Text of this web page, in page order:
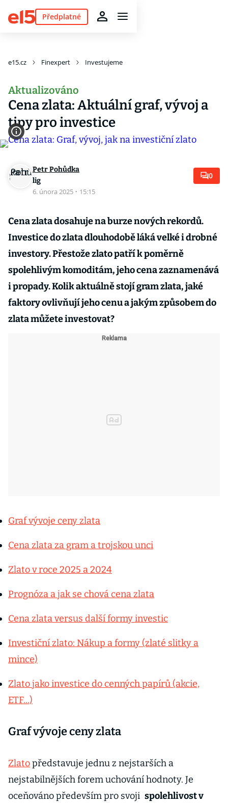
Předplatné
e15.cz Finexpert Investujeme
Aktualizováno
Cena zlata: Aktuální graf, vývoj a
tipy pro investice
Petr Pohůdka
lig
6. února 2025 · 15:15
0
Cena zlata dosahuje na burze nových rekordů.
Investice do zlata dlouhodobě láká velké i drobné
investory. Přestože zlato patří k poměrně
spolehlivým komoditám, jeho cena zaznamenává
i propady. Kolik aktuálně stojí gram zlata, jaké
faktory ovlivňují jeho cenu a jakým způsobem do
zlata můžete investovat?
Graf vývoje ceny zlata
Cena zlata za gram a trojskou unci
Zlato v roce 2025 a 2024
Prognóza a jak se chová cena zlata
Cena zlata versus další formy investic
Investiční zlato: Nákup a formy (zlaté slitky a
mince)
Zlato jako investice do cenných papírů (akcie,
ETF...)
Graf vývoje ceny zlata
Zlatopředstavuje jednu z nejstarších a
nejstabilnějších forem uchování hodnoty. Je
oceňováno především pro svoji spolehlivost v